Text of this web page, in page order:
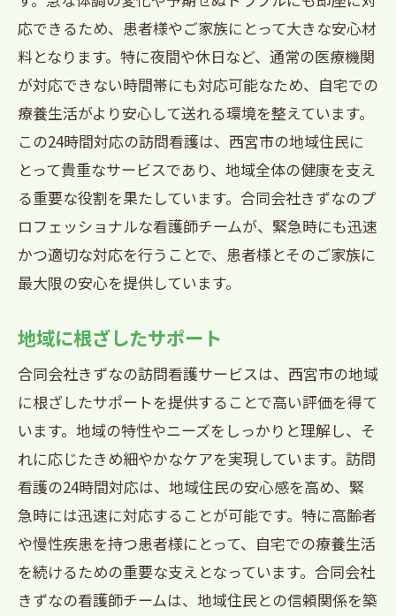
応できるため、患者様やご家族にとって大きな安心材
料となります。特に夜間や休日など、通常の医療機関
が対応できない時間帯にも対応可能なため、自宅での
療養生活がより安心して送れる環境を整えています。
この24時間対応の訪問看護は、西宮市の地域住民に
とって貴重なサービスであり、地域全体の健康を支え
る重要な役割を果たしています。合同会社きずなのプ
ロフェッショナルな看護師チームが、緊急時にも迅速
かつ適切な対応を行うことで、患者様とそのご家族に
最大限の安心を提供しています。
地域に根ざしたサポート
合同会社きずなの訪問看護サービスは、西宮市の地域
に根ざしたサポートを提供することで高い評価を得て
います。地域の特性やニーズをしっかりと理解し、そ
れに応じたきめ細やかなケアを実現しています。訪問
看護の24時間対応は、地域住民の安心感を高め、緊
急時には迅速に対応することが可能です。特に高齢者
や慢性疾患を持つ患者様にとって、自宅での療養生活
を続けるための重要な支えとなっています。合同会社
きずなの看護師チームは、地域住民との信頼関係を築